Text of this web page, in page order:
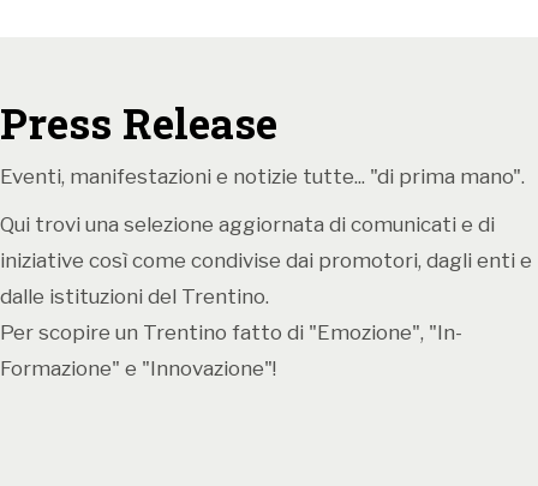
Press Release
Eventi, manifestazioni e notizie tutte... "di prima mano".
Qui trovi una selezione aggiornata di comunicati e di
iniziative così come condivise dai promotori, dagli enti e
dalle istituzioni del Trentino.
Per scopire un Trentino fatto di "Emozione", "In-
Formazione" e "Innovazione"!